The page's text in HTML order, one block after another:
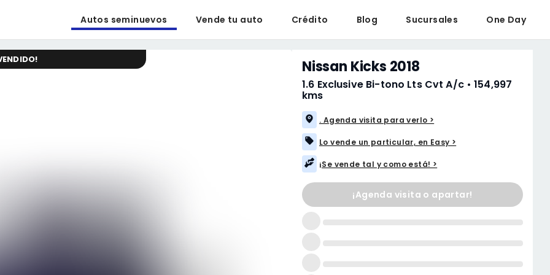
Autos seminuevos Vende tu auto Crédito Blog Sucursales One Day
! Nissan Kicks 2018
1.6 Exclusive Bi-tono Lts Cvt A/c • 154,997
kms
. Agenda visita para verlo >
Lo vende un particular, en Easy >
¡Se vende tal y como está! >
¡Agenda visita o apartar!